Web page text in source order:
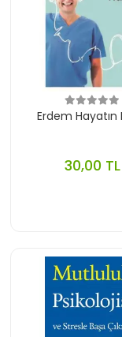
Erdem Hayatın
30,00 TL